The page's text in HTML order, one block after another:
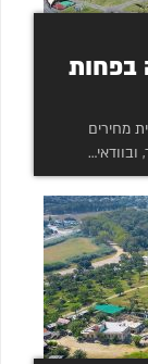
בפחות
מחירים